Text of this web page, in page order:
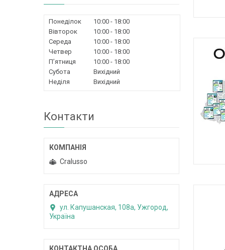
Понеділок 10:00
18:00
Вівторок
10:00
18:00
Середа
10:00
18:00
Четвер
10:00
18:00
Пʼятниця
10:00
18:00
Субота
Вихідний
Неділя
Вихідний
Контакти
Cralusso
ул. Капушанская, 108а, Ужгород,
Україна